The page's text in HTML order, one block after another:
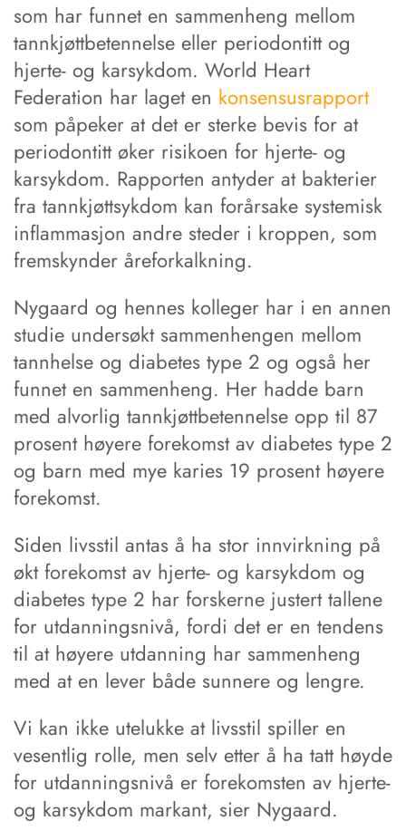
som har funnet en sammenheng mellom
tannkjøttbetennelse eller periodontitt og
hjerte- og karsykdom. World Heart
Federation har laget en konsensusrapport
som påpeker at det er sterke bevis for at
periodontitt øker risikoen for hjerte- og
karsykdom. Rapporten antyder at bakterier
fra tannkjøttsykdom kan forårsake systemisk
inflammasjon andre steder i kroppen, som
fremskynder åreforkalkning.
Nygaard og hennes kolleger har i en annen
studie undersøkt sammenhengen mellom
tannhelse og diabetes type 2 og også her
funnet en sammenheng. Her hadde barn
med alvorlig tannkjøttbetennelse opp til 87
prosent høyere forekomst av diabetes type 2
og barn med mye karies 19 prosent høyere
forekomst.
Siden livsstil antas å ha stor innvirkning på
økt forekomst av hjerte- og karsykdom og
diabetes type 2 har forskerne justert tallene
for utdanningsnivå, fordi det er en tendens
til at høyere utdanning har sammenheng
med at en lever både sunnere og lengre.
Vi kan ikke utelukke at livsstil spiller en
vesentlig rolle, men selv etter å ha tatt høyde
for utdanningsnivå er forekomsten av hjerte-
og karsykdom markant, sier Nygaard.